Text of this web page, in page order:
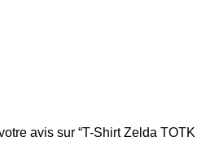
avis sur “T-Shirt Zelda TOTK